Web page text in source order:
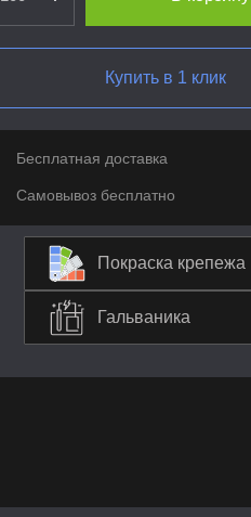
Купить в 1 клик
Бесплатная доставка
Самовывоз бесплатно
Покраска крепежа
Гальваника